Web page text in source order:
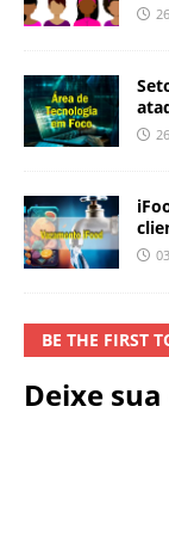
BE THE FIRST
Deixe